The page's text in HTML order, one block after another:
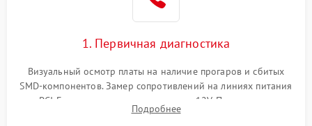
1. Первичная диагностика
Визуальный осмотр платы на наличие прогаров и сбитых
SMD-компонентов. Замер сопротивлений на линиях питания
PCI-E и дополнительных разъемах 12V. Проверка на
короткое замыкание основных дросселей питания GPU и
Подробнее